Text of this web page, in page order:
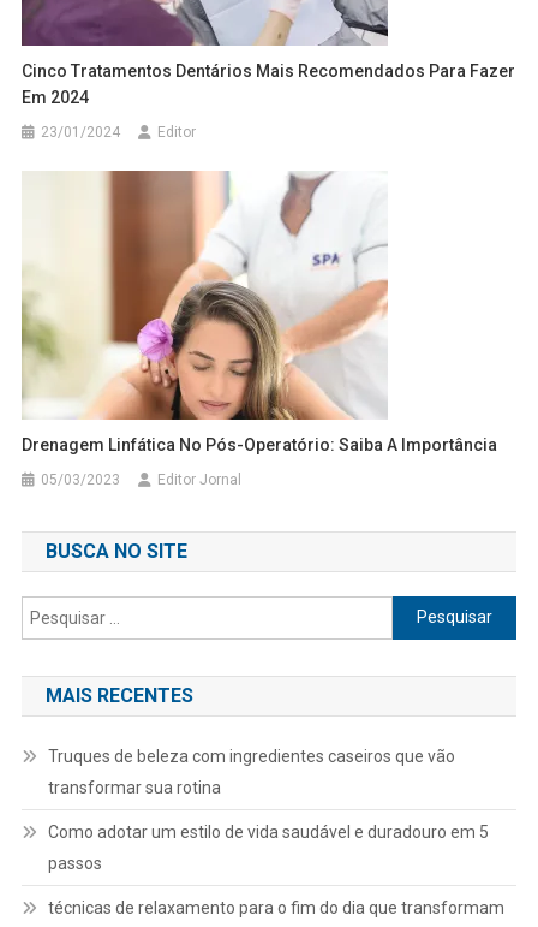
Cinco Tratamentos Dentários Mais Recomendados Para Fazer
Em 2024
23/01/2024 Editor
Drenagem Linfática No Pós-Operatório: Saiba A Importância
05/03/2023 Editor Jornal
BUSCA NO SITE
Pesquisar
por:
MAIS RECENTES
Truques de beleza com ingredientes caseiros que vão
transformar sua rotina
Como adotar um estilo de vida saudável e duradouro em 5
passos
técnicas de relaxamento para o fim do dia que transformam